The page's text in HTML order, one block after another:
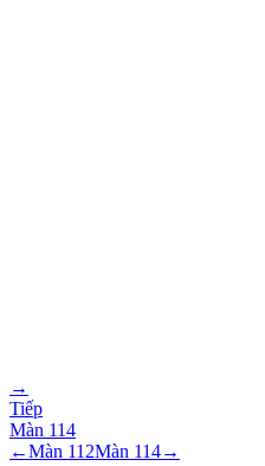
→
Tiếp
Màn 114
←Màn 112Màn 114→